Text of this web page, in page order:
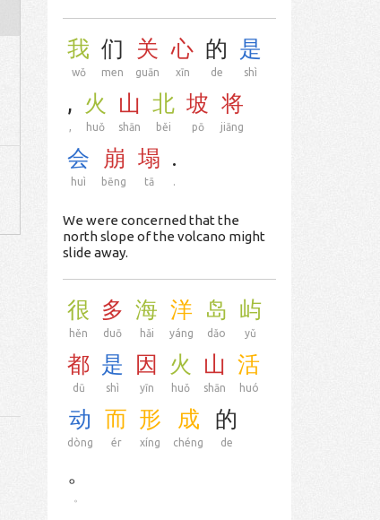
我
wǒ
们
men
关
guān
心
xīn
的
de
是
shì
,
,
火
huǒ
山
shān
北
běi
坡
pō
将
jiāng
会
huì
崩
bēng
塌
tā
.
.
We were concerned that the
north slope of the volcano might
slide away.
很
hěn
多
duō
海
hǎi
洋
yáng
岛
dǎo
屿
yǔ
都
dū
是
shì
因
yīn
火
huǒ
山
shān
活
huó
动
dòng
而
ér
形
xíng
成
chéng
的
de
。